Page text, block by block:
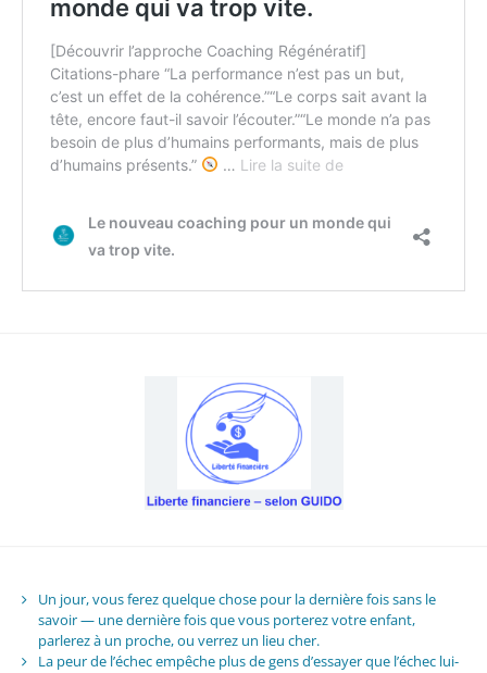
Un jour, vous ferez quelque chose pour la dernière fois sans le
savoir — une dernière fois que vous porterez votre enfant,
parlerez à un proche, ou verrez un lieu cher.
La peur de l’échec empêche plus de gens d’essayer que l’échec lui-